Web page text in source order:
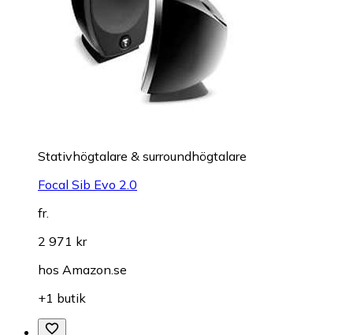
Stativhögtalare & surroundhögtalare
Focal Sib Evo 2.0
fr.
2 971 kr
hos Amazon.se
+1 butik